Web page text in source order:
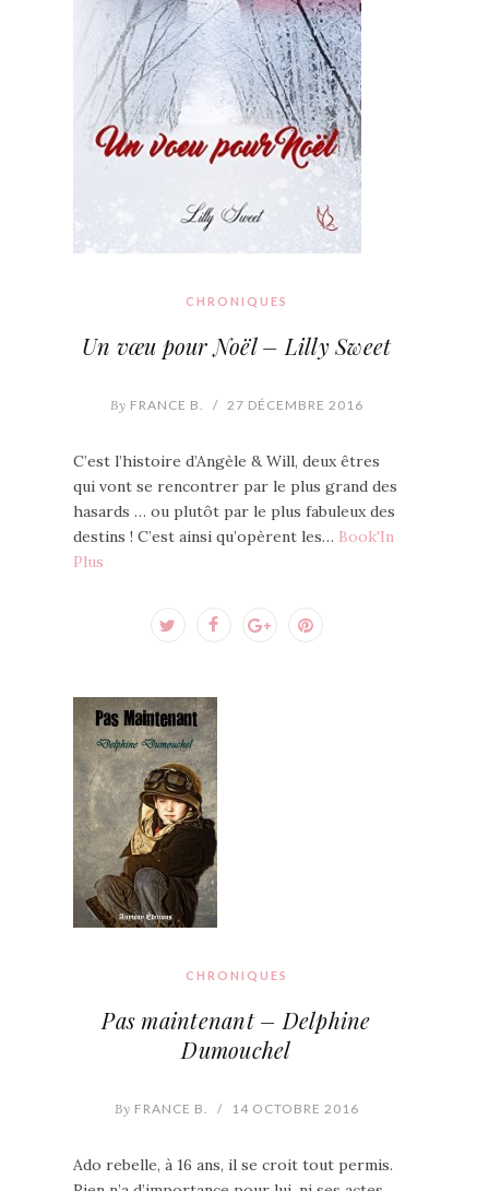
CHRONIQUES
Un vœu pour Noël – Lilly Sweet
By FRANCE B. / 27 DÉCEMBRE 2016
C’est l’histoire d’Angèle & Will, deux êtres
qui vont se rencontrer par le plus grand des
hasards … ou plutôt par le plus fabuleux des
destins ! C’est ainsi qu’opèrent les… Book'In
Plus
CHRONIQUES
Pas maintenant – Delphine
Dumouchel
By FRANCE B. / 14 OCTOBRE 2016
Ado rebelle, à 16 ans, il se croit tout permis.